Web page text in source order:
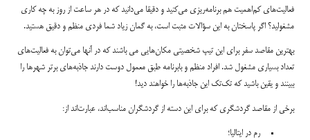
فعالیت‌های کم‌اهمیت هم برنامه‌ریزی می‌کنید و دقیقا می‌دانید که در هر ساعت از روز به چه کاری
مشغولید؟ اگر پاسختان به این سؤالات مثبت است، به گمان زیاد شما فردی منظم و دقیق هستید.
بهترین مقاصد سفر برای این تیپ شخصیتی مکان‌هایی می باشند که در آنها می‌توان به فعالیت‌های
تعداد بسیاری مشغول شد. افراد منظم و بابرنامه طبق معمول دوست دارند جاذبه‌های برتر شهرها را
ببینند و یقین باشید که تک‌تک این جاذبه‌ها را خواهند دید!
برخی از مقاصد گردشگری که برای این دسته از گردشگران مناسب‌اند، عبارت‌اند از:
رم در ایتالیا؛